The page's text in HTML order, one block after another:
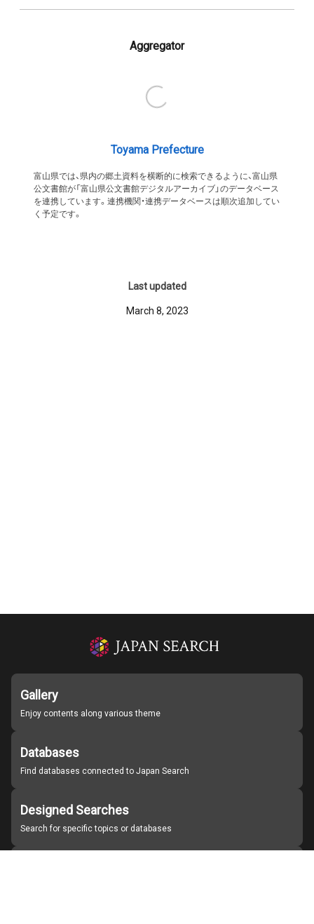
Aggregator
Toyama Prefecture
富山県では、県内の郷土資料を横断的に検索できるように、富山県
公文書館が「富山県公文書館デジタルアーカイブ」のデータベース
を連携しています。連携機関・連携データベースは順次追加してい
く予定です。
Last updated
March 8, 2023
Gallery
Enjoy contents along various theme
Databases
Find databases connected to Japan Search
Designed Searches
Search for specific topics or databases